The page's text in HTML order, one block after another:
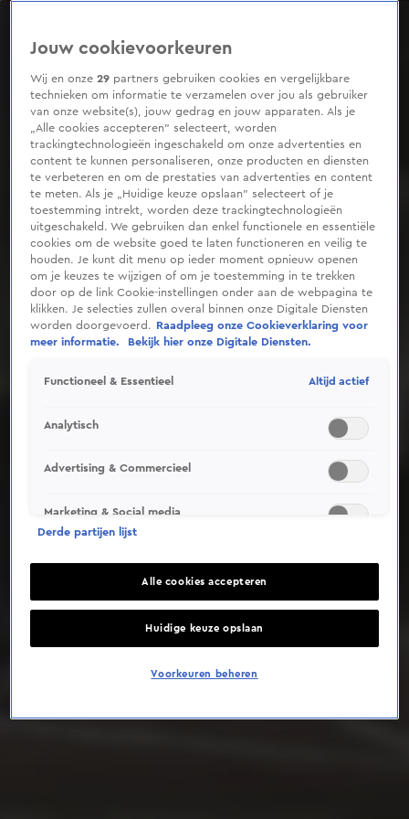
0
Deze video is niet beschikbaar op je huidige locatie
Jouw cookievoorkeuren
Wij en onze29 partners gebruiken cookies en vergelijkbare
technieken om informatie te verzamelen over jou als gebruiker
van onze website(s), jouw gedrag en jouw apparaten. Als je
„Alle cookies accepteren” selecteert, worden
trackingtechnologieën ingeschakeld om onze advertenties en
content te kunnen personaliseren, onze producten en diensten
te verbeteren en om de prestaties van advertenties en content
te meten. Als je „Huidige keuze opslaan” selecteert of je
toestemming intrekt, worden deze trackingtechnologieën
uitgeschakeld. We gebruiken dan enkel functionele en essentiële
cookies om de website goed te laten functioneren en veilig te
houden. Je kunt dit menu op ieder moment opnieuw openen
om je keuzes te wijzigen of om je toestemming in te trekken
door op de link Cookie-instellingen onder aan de webpagina te
klikken. Je selecties zullen overal binnen onze Digitale Diensten
worden doorgevoerd.
Raadpleeg onze Cookieverklaring voor
meer informatie.
Bekijk hier onze Digitale Diensten.
Functioneel & Essentieel Altijd actief
Analytisch
Advertising & Commercieel
Marketing & Social media
Derde partijen lijst
Alle cookies accepteren
Huidige keuze opslaan
Voorkeuren beheren